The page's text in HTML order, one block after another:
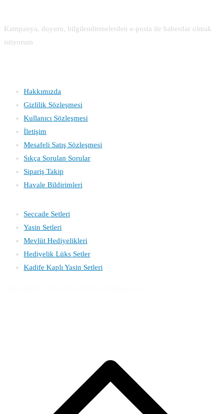
Kampanya, duyuru, bilgilendirmelerden e-posta ile haberdar olmak
istiyorum
Hakkımızda
Gizlilik Sözleşmesi
Kullanıcı Sözleşmesi
İletişim
Mesafeli Satış Sözleşmesi
Sıkça Sorulan Sorular
Sipariş Takip
Havale Bildirimleri
Seccade Setleri
Yasin Setleri
Mevlüt Hediyelikleri
Hediyelik Lüks Setler
Kadife Kaplı Yasin Setleri